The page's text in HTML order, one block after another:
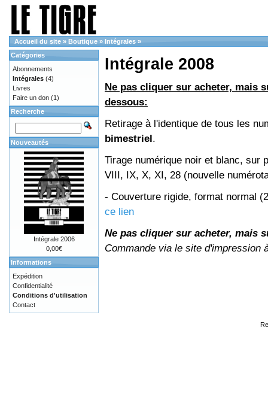
Accueil du site » Boutique » Intégrales »
Intégrale 2008
Ne pas cliquer sur acheter, mais
dessous:
Retirage à l'identique de tous les
bimestriel.
Tirage numérique noir et blanc, sur
VIII, IX, X, XI, 28 (nouvelle
- Couverture rigide, format normal
ce lien
Ne pas cliquer sur acheter, mais
Commande via le site d'impression
Catégories
Abonnements
Intégrales (4)
Livres
Faire un don (1)
Recherche
Nouveautés
Intégrale 2006
0,00€
Informations
Expédition
Confidentialité
Conditions d'utilisation
Contact